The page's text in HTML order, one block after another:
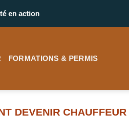
en action
FORMATIONS & PERMIS
DEVENIR CHAUFFEUR